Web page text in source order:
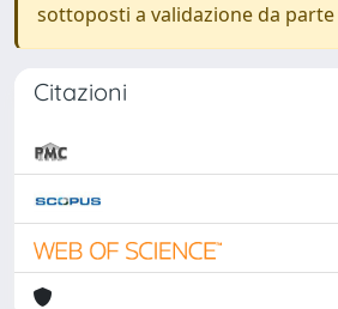
sottoposti a validazione da
Citazioni